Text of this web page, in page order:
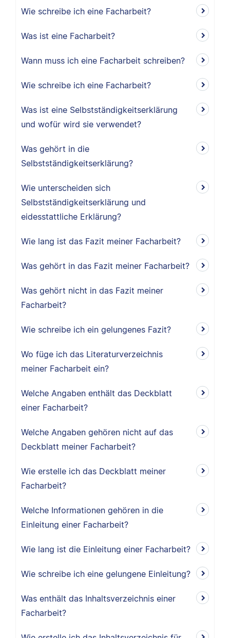
Wie schreibe ich eine Facharbeit?
Was ist eine Facharbeit?
Wann muss ich eine Facharbeit schreiben?
Wie schreibe ich eine Facharbeit?
Was ist eine Selbstständigkeitserklärung
und wofür wird sie verwendet?
Was gehört in die
Selbstständigkeitserklärung?
Wie unterscheiden sich
Selbstständigkeitserklärung und
eidesstattliche Erklärung?
Wie lang ist das Fazit meiner Facharbeit?
Was gehört in das Fazit meiner Facharbeit?
Was gehört nicht in das Fazit meiner
Facharbeit?
Wie schreibe ich ein gelungenes Fazit?
Wo füge ich das Literaturverzeichnis
meiner Facharbeit ein?
Welche Angaben enthält das Deckblatt
einer Facharbeit?
Welche Angaben gehören nicht auf das
Deckblatt meiner Facharbeit?
Wie erstelle ich das Deckblatt meiner
Facharbeit?
Welche Informationen gehören in die
Einleitung einer Facharbeit?
Wie lang ist die Einleitung einer Facharbeit?
Wie schreibe ich eine gelungene Einleitung?
Was enthält das Inhaltsverzeichnis einer
Facharbeit?